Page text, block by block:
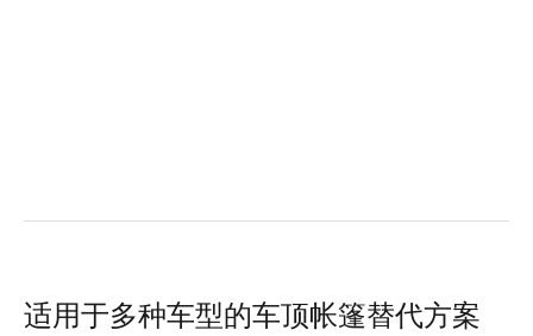
适用于多种车型的车顶帐篷替代方案